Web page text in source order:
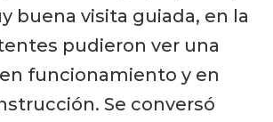
buena visita guiada, en la
pudieron ver una
funcionamiento y en
Se conversó